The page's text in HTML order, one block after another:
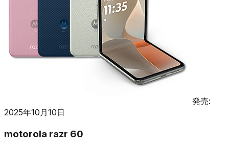
発売:
2025年10月10日
motorola razr 60